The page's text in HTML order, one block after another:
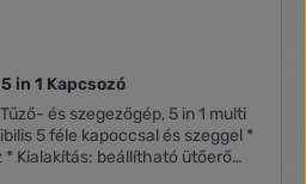
in 1 Kapcsozó
és szegezőgép, 5 in 1 multi
5 féle kapoccsal és szeggel *
Kialakítás: beállítható ütőerő